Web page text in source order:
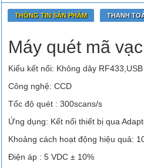
THÔNG TIN SẢN PHẨM THANH
Máy quét mã
Kiểu kết nối: Không dây RF433,USB
Công nghệ: CCD
Tốc độ quét : 300scans/s
Ứng dụng: Kết nối thiết bị qua
Khoảng cách hoạt động hiệu quả:
Điện áp : 5 VDC ± 10%